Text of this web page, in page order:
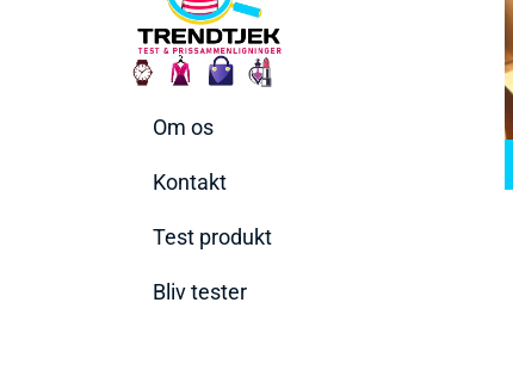
Om os
Kontakt
Test produkt
Bliv tester
produkter her!